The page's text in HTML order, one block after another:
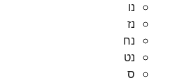
נו
נז
נח
נט
ס